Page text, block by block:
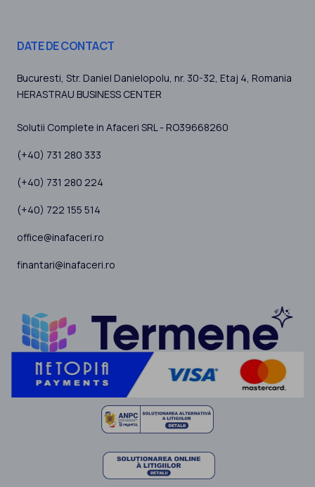
DATE DE CONTACT
Bucuresti, Str. Daniel Danielopolu, nr. 30-32, Etaj 4, Romania
HERASTRAU BUSINESS CENTER
Solutii Complete in Afaceri SRL - RO39668260
(+40) 731 280 333
(+40) 731 280 224
(+40) 722 155 514
office@inafaceri.ro
finantari@inafaceri.ro